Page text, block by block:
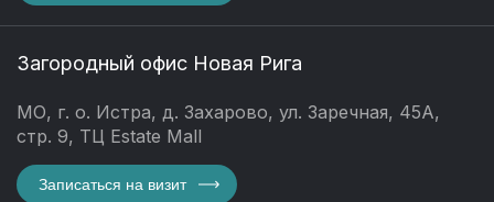
Загородный офис Новая Рига
МО, г. о. Истра, д. Захарово, ул. Заречная, 45А,
стр. 9, ТЦ Estate Mall
Записаться на визит